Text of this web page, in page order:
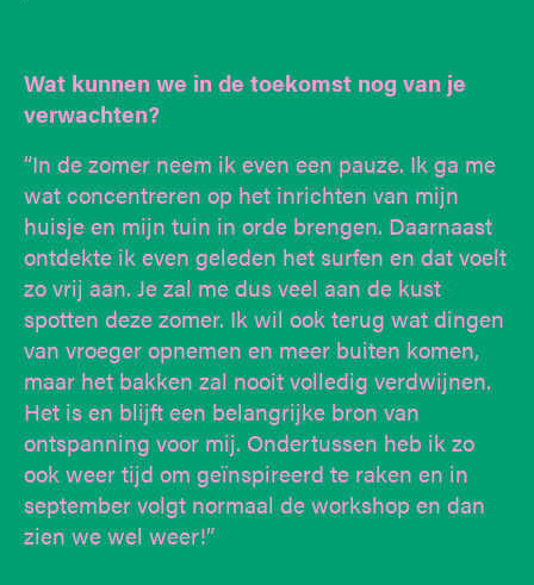
Wat kunnen we in de toekomst nog van je
verwachten?
“In de zomer neem ik even een pauze. Ik ga me
wat concentreren op het inrichten van mijn
huisje en mijn tuin in orde brengen. Daarnaast
ontdekte ik even geleden het surfen en dat voelt
zo vrij aan. Je zal me dus veel aan de kust
spotten deze zomer. Ik wil ook terug wat dingen
van vroeger opnemen en meer buiten komen,
maar het bakken zal nooit volledig verdwijnen.
Het is en blijft een belangrijke bron van
ontspanning voor mij. Ondertussen heb ik zo
ook weer tijd om geïnspireerd te raken en in
september volgt normaal de workshop en dan
zien we wel weer!”